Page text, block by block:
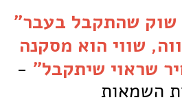
"מחיר הוא נתון שוק שהתקבל בעבר
שווי הוא מסקנה
שראוי שיתקבל" -
השמאות